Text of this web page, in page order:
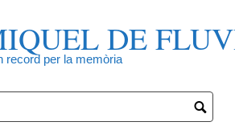
DE
record per la memòria